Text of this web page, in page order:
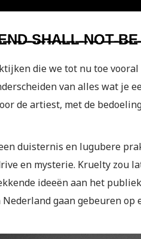
̶S̶H̶A̶L̶L̶ ̶N̶O̶T̶
die we tot nu toe
van alles wat je
de artiest, met de
duisternis en lugubere
en mysterie. Kruelty zou
ideeën aan het
gaan gebeuren